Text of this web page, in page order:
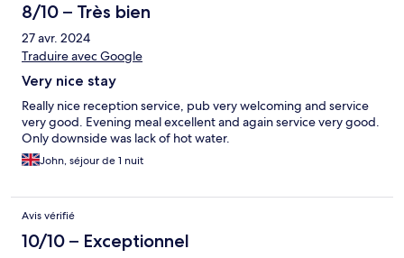
8/10 – Très bien
27 avr. 2024
Traduire avec Google
Very nice stay
Really nice reception service, pub very welcoming and service
very good. Evening meal excellent and again service very good.
Only downside was lack of hot water.
John, séjour de 1 nuit
Avis vérifié
10/10 – Exceptionnel